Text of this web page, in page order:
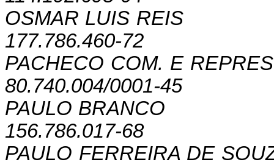
OSMAR LUIS REIS
177.786.460-72
PACHECO COM. E
80.740.004/0001-45
PAULO BRANCO
156.786.017-68
PAULO FERREIRA DE